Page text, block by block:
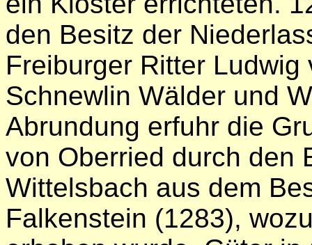
den Besitz der
Freiburger Ritter
Schnewlin Wälder und
Abrundung erfuhr die
von Oberried durch den
Wittelsbach aus dem
Falkenstein (1283),